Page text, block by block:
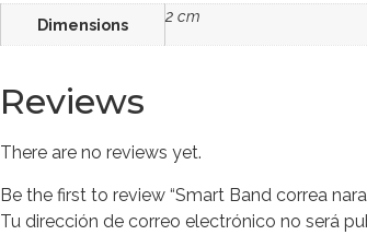
Dimensions 2 cm
Reviews
There are no reviews yet.
Be the first to review “Smart Band correa
Tu dirección de correo electrónico no será